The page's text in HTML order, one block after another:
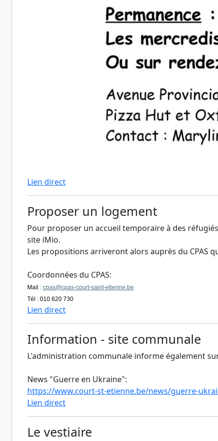
Lien direct
Proposer un logement
Pour proposer un accueil temporaire à des
site iMio.
Les propositions arriveront alors auprès du CPAS
Coordonnées du CPAS:
Mail : cpas@cpas-court-saint-etienne.be
Tél : 010 620 730
Lien direct
Information - site communale
L'administration communale informe également
News "Guerre en Ukraine":
https://www.court-st-etienne.be/news/guerre-
Lien direct
Le vestiaire